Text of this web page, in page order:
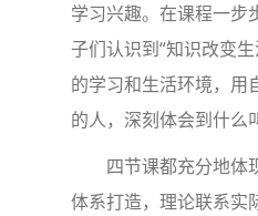
学习兴趣。在课程一步
子们认识到“知识改变
的学习和生活环境，用
的人，深刻体会到什么
四节课都充分地体
体系打造，理论联系实